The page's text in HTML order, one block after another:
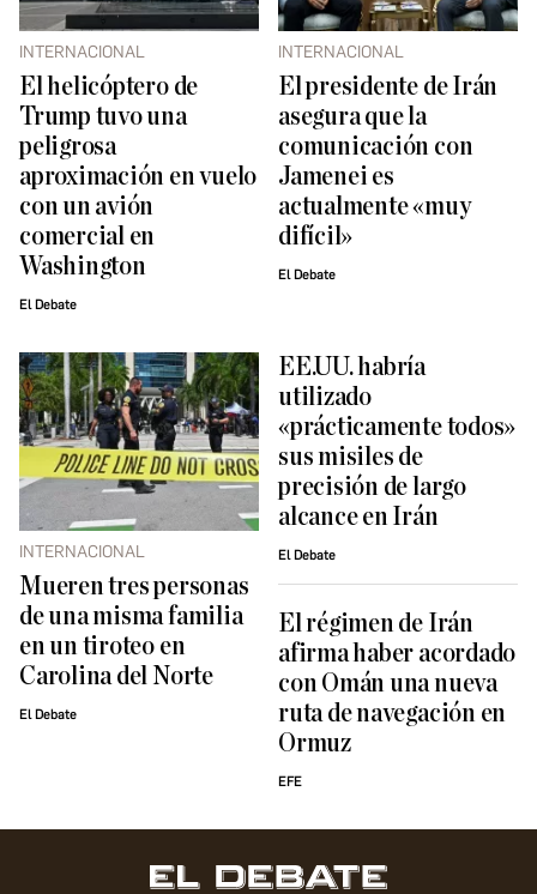
INTERNACIONAL
El helicóptero de
Trump tuvo una
peligrosa
aproximación en vuelo
con un avión
comercial en
Washington
El Debate
INTERNACIONAL
El presidente de Irán
asegura que la
comunicación con
Jamenei es
actualmente «muy
difícil»
El Debate
INTERNACIONAL
Mueren tres personas
de una misma familia
en un tiroteo en
Carolina del Norte
El Debate
EE.UU. habría
utilizado
«prácticamente todos»
sus misiles de
precisión de largo
alcance en Irán
El Debate
El régimen de Irán
afirma haber acordado
con Omán una nueva
ruta de navegación en
Ormuz
EFE